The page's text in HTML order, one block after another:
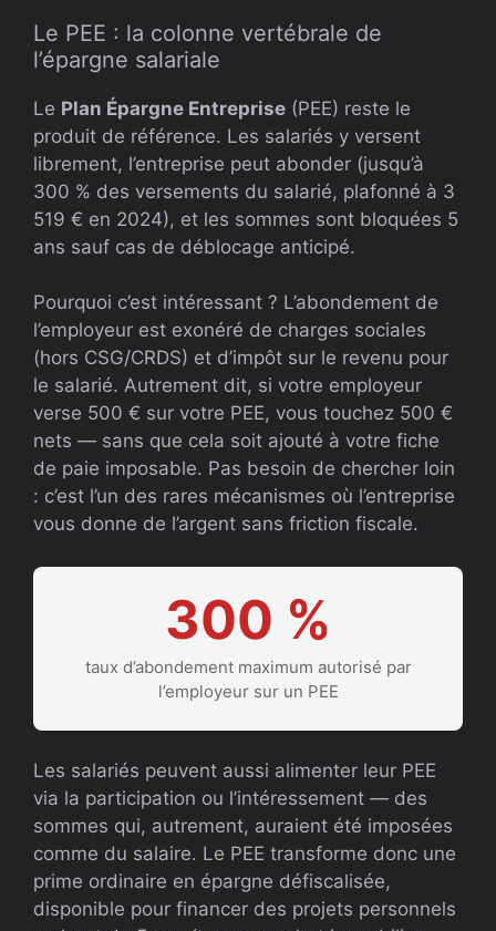
Le PEE : la colonne vertébrale de
l’épargne salariale
Le Plan Épargne Entreprise (PEE) reste le
produit de référence. Les salariés y versent
librement, l’entreprise peut abonder (jusqu’à
300 % des versements du salarié, plafonné à 3
519 € en 2024), et les sommes sont bloquées 5
ans sauf cas de déblocage anticipé.
Pourquoi c’est intéressant ? L’abondement de
l’employeur est exonéré de charges sociales
(hors CSG/CRDS) et d’impôt sur le revenu pour
le salarié. Autrement dit, si votre employeur
verse 500 € sur votre PEE, vous touchez 500 €
nets — sans que cela soit ajouté à votre fiche
de paie imposable. Pas besoin de chercher loin
: c’est l’un des rares mécanismes où l’entreprise
vous donne de l’argent sans friction fiscale.
300 %
taux d’abondement maximum autorisé par
l’employeur sur un PEE
Les salariés peuvent aussi alimenter leur PEE
via la participation ou l’intéressement — des
sommes qui, autrement, auraient été imposées
comme du salaire. Le PEE transforme donc une
prime ordinaire en épargne défiscalisée,
disponible pour financer des projets personnels